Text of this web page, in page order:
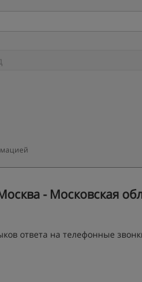
- Московская
ответа на телефонные